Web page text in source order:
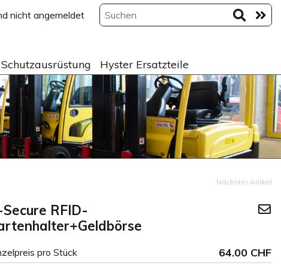
nicht angemeldet
Schutzausrüstung Hyster Ersatzteile
Nächster Artikel
RFID-
pro Stück 64.00 CHF